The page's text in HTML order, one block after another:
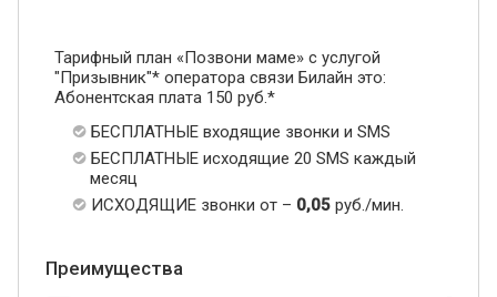
Тарифный план «Позвони маме» с услугой
"Призывник"* оператора связи Билайн это:
Абонентская плата 150 руб.*
БЕСПЛАТНЫЕ входящие звонки и SMS
БЕСПЛАТНЫЕ исходящие 20 SMS каждый
месяц
ИСХОДЯЩИЕ звонки от – 0,05 руб./мин.
Преимущества